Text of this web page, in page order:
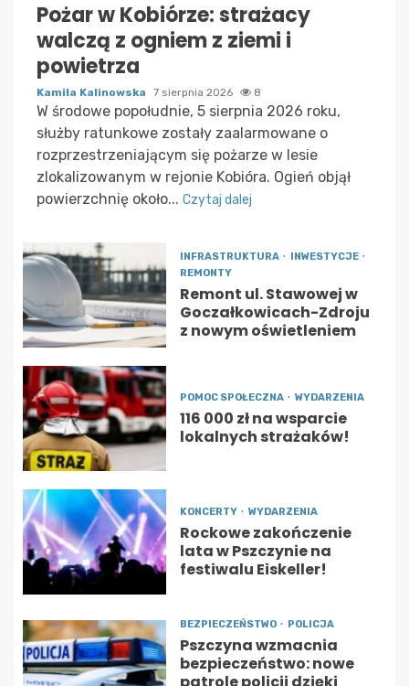
Pożar w Kobiórze: strażacy
walczą z ogniem z ziemi i
powietrza
Kamila Kalinowska 7 sierpnia 2026 8
W środowe popołudnie, 5 sierpnia 2026 roku,
służby ratunkowe zostały zaalarmowane o
rozprzestrzeniającym się pożarze w lesie
zlokalizowanym w rejonie Kobióra. Ogień objął
powierzchnię około... Czytaj dalej
INFRASTRUKTURA
INWESTYCJE
REMONTY
Remont ul. Stawowej w
Goczałkowicach-Zdroju
z nowym oświetleniem
POMOC SPOŁECZNA WYDARZENIA
116 000 zł na wsparcie
lokalnych strażaków!
KONCERTY WYDARZENIA
Rockowe zakończenie
lata w Pszczynie na
festiwalu Eiskeller!
BEZPIECZEŃSTWO POLICJA
Pszczyna wzmacnia
bezpieczeństwo: nowe